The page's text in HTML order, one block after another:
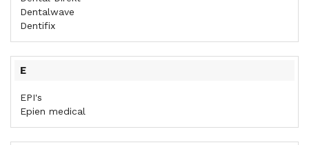
Dentalwave
Dentifix
E
EPI's
Epien medical